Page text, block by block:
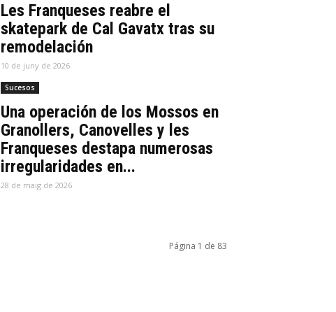
Les Franqueses reabre el
skatepark de Cal Gavatx tras su
remodelación
10 de juny de 2026
Sucesos
Una operación de los Mossos en
Granollers, Canovelles y les
Franqueses destapa numerosas
irregularidades en...
28 de maig de 2026
Página 1 de 83